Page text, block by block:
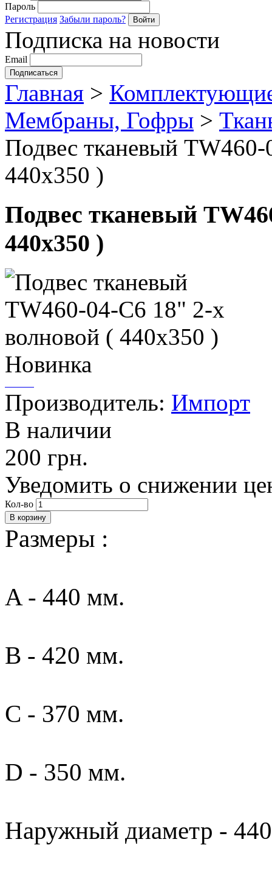
Пароль
Регистрация Забыли пароль?
Подписка на новости
Email
Главная >
Мембраны, Гофры >
Подвес тканевый
440х350 )
Подвес тканевый
440х350 )
Новинка
Производитель: Импорт
В наличии
200 грн.
Уведомить о снижении
Кол-во
Размеры :
A - 440 мм.
B - 420 мм.
C - 370 мм.
D - 350 мм.
Наружный диаметр -